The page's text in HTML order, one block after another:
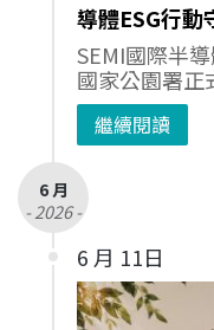
導體ESG行動
SEMI國際半
國家公園署
繼續閱讀
6 月
- 2026 -
6 月 11日